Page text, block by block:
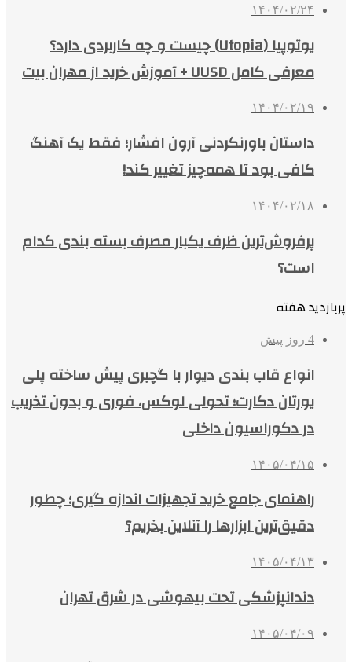
۱۴۰۴/۰۲/۲۴
یوتوپیا (Utopia) چیست و چه کاربردی دارد؟
معرفی کامل UUSD + آموزش خرید از مهران بیت
۱۴۰۴/۰۲/۱۹
داستان باورنکردنی آرون افشار؛ فقط یک آهنگ
کافی بود تا همه‌چیز تغییر کند!
۱۴۰۴/۰۲/۱۸
پرفروش‌ترین ظرف یکبار مصرف بسته بندی کدام
است؟
پربازدید هفته
4 روز پیش
انواع قاب بندی دیوار با گچبری پیش ساخته پلی
یورتان دکارت؛ تحولی لوکس، فوری و بدون تخریب
در دکوراسیون داخلی
۱۴۰۵/۰۴/۱۵
راهنمای جامع خرید تجهیزات اندازه گیری؛ چطور
دقیق‌ترین ابزارها را آنلاین بخریم؟
۱۴۰۵/۰۴/۱۳
دندانپزشکی تحت بیهوشی در شرق تهران
۱۴۰۵/۰۴/۰۹